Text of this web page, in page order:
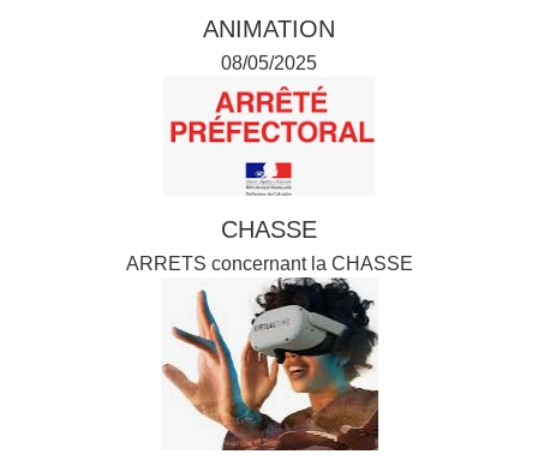
ANIMATION
08/05/2025
CHASSE
ARRETS concernant la CHASSE